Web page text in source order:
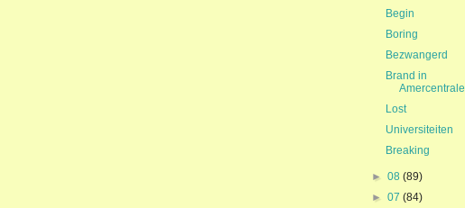
Begin
Boring
Bezwangerd
Brand in
Amercentrale
Lost
Universiteiten
Breaking
►08(89)
►07(84)